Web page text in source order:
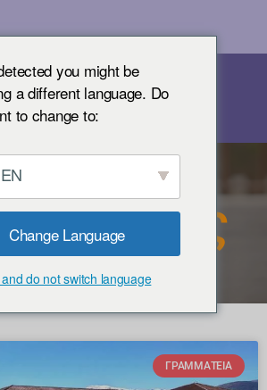
ΓΡΑΜΜΑΤΕΊΑ
you might be
a different language. Do
to change to:
EN
Change Language
do not switch language